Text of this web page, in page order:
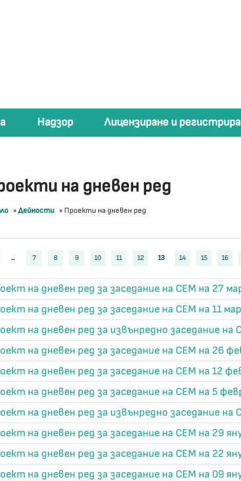
Надзор Лицензиране и
на дневен ред
»Дейности » Проекти на дневен ред
.. 7 8 9 10 11 12 13 14 15 16
на дневен ред за заседание на СЕМ на 27
на дневен ред за заседание на СЕМ на 11
на дневен ред за извънредно заседание
на дневен ред за заседание на СЕМ на 26
на дневен ред за заседание на СЕМ на 12
на дневен ред за заседание на СЕМ на 5
на дневен ред за извънредно заседание на
на дневен ред за заседание на СЕМ на 29
на дневен ред за заседание на СЕМ на 22
на дневен ред за заседание на СЕМ на 09